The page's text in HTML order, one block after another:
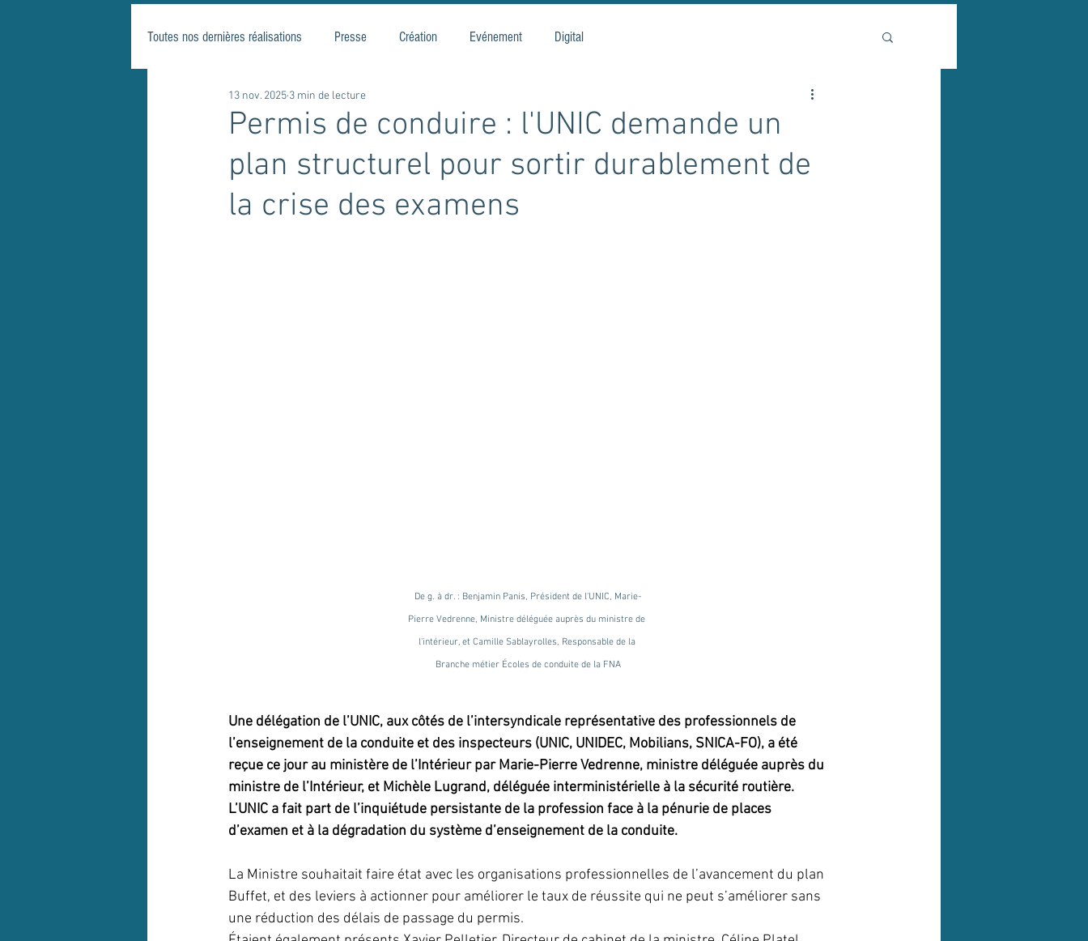
Toutes nos dernières réalisations Presse Création Evénement Digital
Permis de conduire : l'UNIC demande un
plan structurel pour sortir durablement de
la crise des examens
13 nov. 2025 3 min de lecture
De g. à dr. : Benjamin Panis, Président de l'UNIC, Marie-
Pierre Vedrenne, Ministre déléguée auprès du ministre de
l'intérieur, et Camille Sablayrolles, Responsable de la
Branche métier Écoles de conduite de la FNA
Une délégation de l’UNIC, aux côtés de l’intersyndicale représentative des professionnels de
l’enseignement de la conduite et des inspecteurs (UNIC, UNIDEC, Mobilians, SNICA-FO), a été
reçue ce jour au ministère de l’Intérieur par Marie-Pierre Vedrenne, ministre déléguée auprès du
ministre de l’Intérieur, et Michèle Lugrand, déléguée interministérielle à la sécurité routière.
L’UNIC a fait part de l’inquiétude persistante de la profession face à la pénurie de places
d’examen et à la dégradation du système d’enseignement de la conduite.
La Ministre souhaitait faire état avec les organisations professionnelles de l’avancement du plan
Buffet, et des leviers à actionner pour améliorer le taux de réussite qui ne peut s’améliorer sans
une réduction des délais de passage du permis.